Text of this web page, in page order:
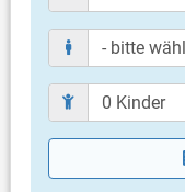
eigene Terrasse
Terrassengröße: 22
Grill vorhanden
Privater Parkplatz
Haustier nicht